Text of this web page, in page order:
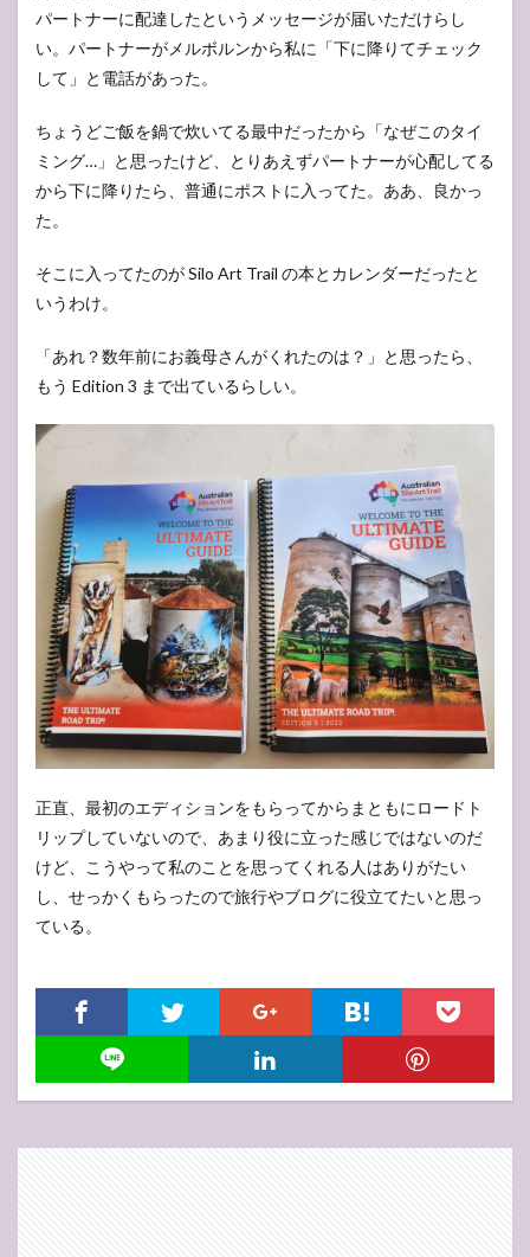
パートナーに配達したというメッセージが届いただけらし
い。パートナーがメルボルンから私に「下に降りてチェック
して」と電話があった。
ちょうどご飯を鍋で炊いてる最中だったから「なぜこのタイ
ミング…」と思ったけど、とりあえずパートナーが心配してる
から下に降りたら、普通にポストに入ってた。ああ、良かっ
た。
そこに入ってたのが Silo Art Trail の本とカレンダーだったと
いうわけ。
「あれ？数年前にお義母さんがくれたのは？」と思ったら、
もう Edition 3 まで出ているらしい。
正直、最初のエディションをもらってからまともにロードト
リップしていないので、あまり役に立った感じではないのだ
けど、こうやって私のことを思ってくれる人はありがたい
し、せっかくもらったので旅行やブログに役立てたいと思っ
ている。